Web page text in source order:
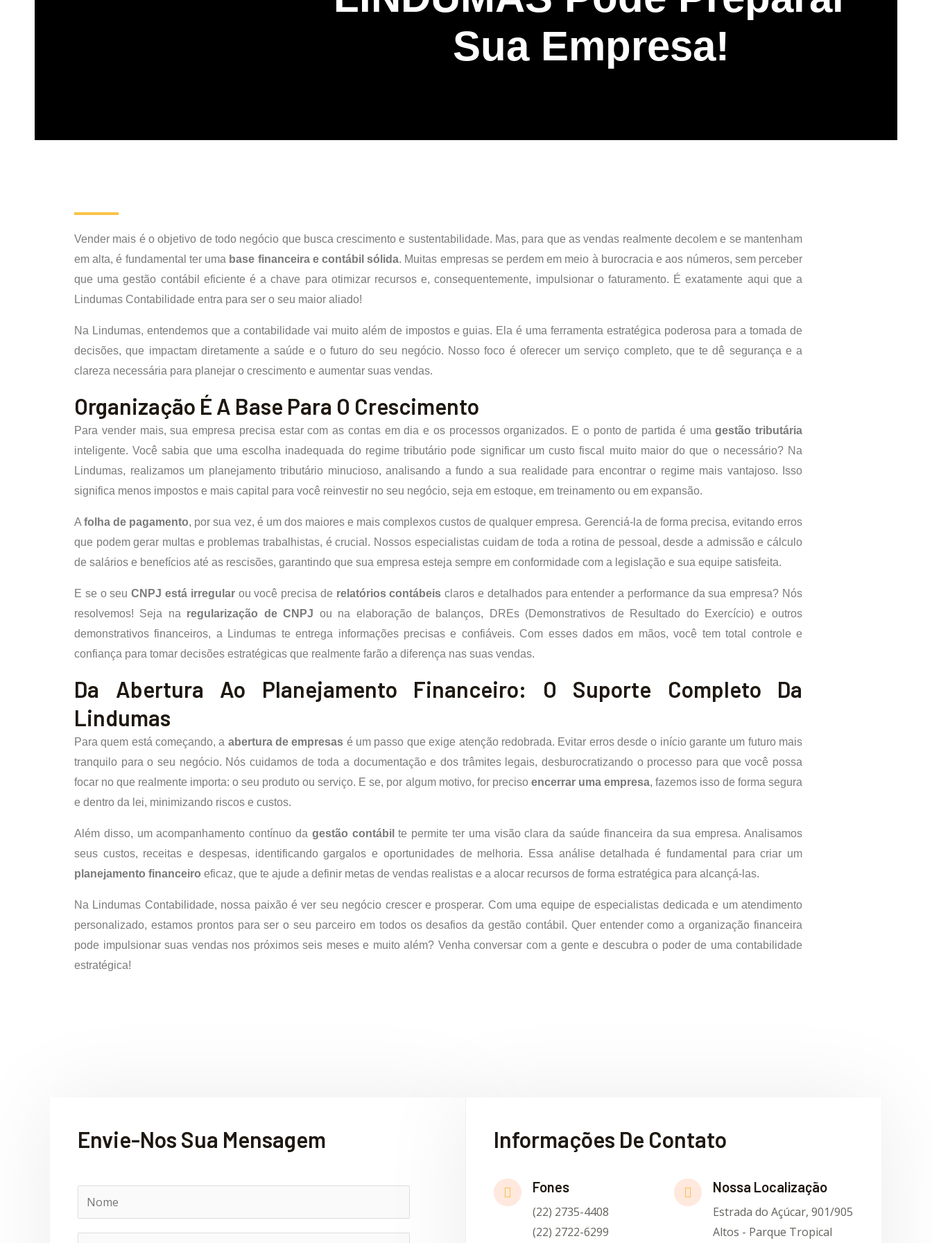
Sua Empresa!
Vender mais é o objetivo de todo negócio que busca crescimento e sustentabilidade. Mas, para que as vendas realmente decolem e se mantenham
em alta, é fundamental ter uma base financeira e contábil sólida. Muitas empresas se perdem em meio à burocracia e aos números, sem perceber
que uma gestão contábil eficiente é a chave para otimizar recursos e, consequentemente, impulsionar o faturamento. É exatamente aqui que a
Lindumas Contabilidade entra para ser o seu maior aliado!
Na Lindumas, entendemos que a contabilidade vai muito além de impostos e guias. Ela é uma ferramenta estratégica poderosa para a tomada de
decisões, que impactam diretamente a saúde e o futuro do seu negócio. Nosso foco é oferecer um serviço completo, que te dê segurança e a
clareza necessária para planejar o crescimento e aumentar suas vendas.
Organização É A Base Para O Crescimento
Para vender mais, sua empresa precisa estar com as contas em dia e os processos organizados. E o ponto de partida é umagestão tributária
inteligente. Você sabia que uma escolha inadequada do regime tributário pode significar um custo fiscal muito maior do que o necessário? Na
Lindumas, realizamos um planejamento tributário minucioso, analisando a fundo a sua realidade para encontrar o regime mais vantajoso. Isso
significa menos impostos e mais capital para você reinvestir no seu negócio, seja em estoque, em treinamento ou em expansão.
Afolha de pagamento, por sua vez, é um dos maiores e mais complexos custos de qualquer empresa. Gerenciá-la de forma precisa, evitando erros
que podem gerar multas e problemas trabalhistas, é crucial. Nossos especialistas cuidam de toda a rotina de pessoal, desde a admissão e cálculo
de salários e benefícios até as rescisões, garantindo que sua empresa esteja sempre em conformidade com a legislação e sua equipe satisfeita.
E se o seuCNPJ está irregularou você precisa de relatórios contábeis claros e detalhados para entender a performance da sua empresa? Nós
resolvemos! Seja na regularização de CNPJ ou na elaboração de balanços, DREs (Demonstrativos de Resultado do Exercício) e outros
demonstrativos financeiros, a Lindumas te entrega informações precisas e confiáveis. Com esses dados em mãos, você tem total controle e
confiança para tomar decisões estratégicas que realmente farão a diferença nas suas vendas.
Da Abertura Ao Planejamento Financeiro: O Suporte Completo Da
Lindumas
Para quem está começando, a abertura de empresas é um passo que exige atenção redobrada. Evitar erros desde o início garante um futuro mais
tranquilo para o seu negócio. Nós cuidamos de toda a documentação e dos trâmites legais, desburocratizando o processo para que você possa
focar no que realmente importa: o seu produto ou serviço. E se, por algum motivo, for preciso encerrar uma empresa, fazemos isso de forma segura
e dentro da lei, minimizando riscos e custos.
Além disso, um acompanhamento contínuo da gestão contábil te permite ter uma visão clara da saúde financeira da sua empresa. Analisamos
seus custos, receitas e despesas, identificando gargalos e oportunidades de melhoria. Essa análise detalhada é fundamental para criar um
planejamento financeiro eficaz, que te ajude a definir metas de vendas realistas e a alocar recursos de forma estratégica para alcançá-las.
Na Lindumas Contabilidade, nossa paixão é ver seu negócio crescer e prosperar. Com uma equipe de especialistas dedicada e um atendimento
personalizado, estamos prontos para ser o seu parceiro em todos os desafios da gestão contábil. Quer entender como a organização financeira
pode impulsionar suas vendas nos próximos seis meses e muito além? Venha conversar com a gente e descubra o poder de uma contabilidade
estratégica!
Envie-Nos Sua Mensagem
o
m
Informações De Contato
Fones
(22) 2735-4408
(22) 2722-6299
Nossa Localização
Estrada do Açúcar, 901/905
Altos - Parque Tropical